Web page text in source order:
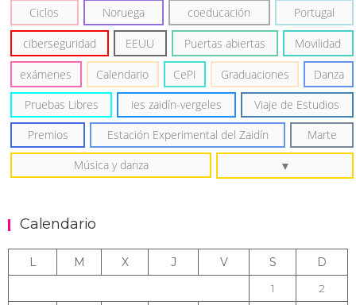
Ciclos Noruega coeducación Portugal
ciberseguridad EEUU Puertas abiertas Movilidad
exámenes Calendario CePI Graduaciones Danza
Pruebas Libres ies zaidín-vergeles Viaje de Estudios
Premios Estación Experimental del Zaidín Marte
Música y danza
Calendario
L M X J V S
D
1
2